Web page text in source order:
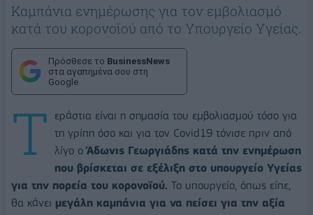
Καμπάνια ενημέρωσης για τον εμβολιασμό
κατά του κορονοϊού από το Υπουργείο Υγείας.
Πρόσθεσε το BusinessNews
στα αγαπημένα σου στη
Google
Τ
εράστια είναι η σημασία του εμβολιασμού τόσο για
τη γρίπη όσο και για τον Covid19 τόνισε πριν από
λίγο οΆδωνις Γεωργιάδης κατά την ενημέρωση
που βρίσκεται σε εξέλιξη στο υπουργείο Υγείας
για την πορεία του κορονοϊού. Το υπουργείο, όπως είπε,
θα κάνει μεγάλη καμπάνια για να πείσει για την αξία